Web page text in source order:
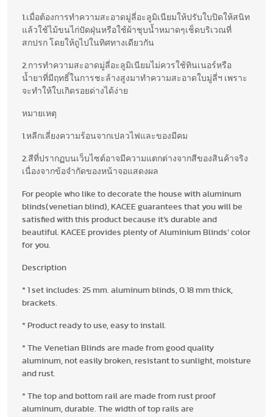
1.เมื่อต้องการทำความสะอาดมู่ลี่อะลูมิเนียมให้ปรับใบปิดให้สนิท
แล้วใช้ไม้ขนไก่ปัดฝุ่นหรือใช้ผ้าชุบน้ำหมาดๆเช็ดบริเวณที่
สกปรก โดยให้ถูไปในทิศทางเดียวกัน
2.การทำความสะอาดมู่ลี่อะลูมิเนียมไม่ควรใช้ทินเนอร์หรือ
น้ำยาที่มีฤทธิ์ในการชะล้างสูงมาทำความสะอาดใบมู่ลี่ฯ เพราะ
จะทำให้ใบเกิดรอยด่างได้ง่าย
หมายเหตุ
1.หลีกเลี่ยงความร้อนจากเปลวไฟและของมีคม
2.สีที่ปรากฏบนเว็บไซต์อาจมีความแตกต่างจากสีของสินค้าจริง
เนื่องจากข้อจำกัดของหน้าจอแสดงผล
For people who like to decorate the house with aluminum
blinds(venetian blind), KACEE guarantees that you will be
satisfied with this product because it’s durable and
beautiful. KACEE provides plenty of Aluminium Blinds’ color
for you.
Description
* 1 set includes: 25 mm. aluminum blinds, 0.18 mm thick,
brackets.
* Product ready to use, easy to install.
* The Venetian Blinds are made from good quality
aluminum, not easily broken, resistant to sunlight, moisture
and rust.
* The top and bottom rail are made from rust proof
aluminum, durable. The width of top rails are